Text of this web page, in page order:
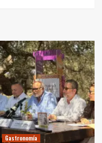
Gastronomía